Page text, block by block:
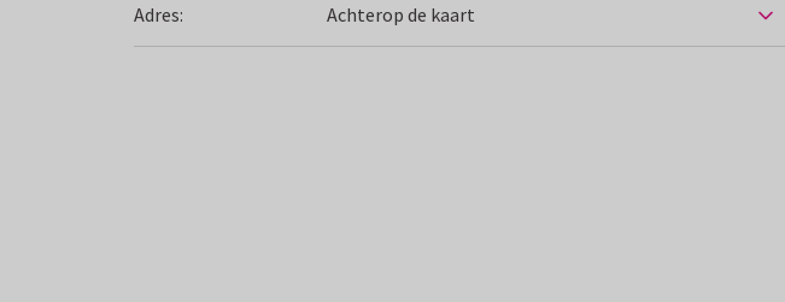
Adres: Achterop de kaart